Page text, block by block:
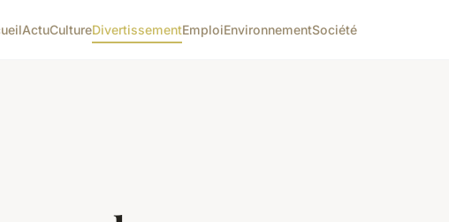
ActuCultureDivertissementEmploiEnvironnementSociété